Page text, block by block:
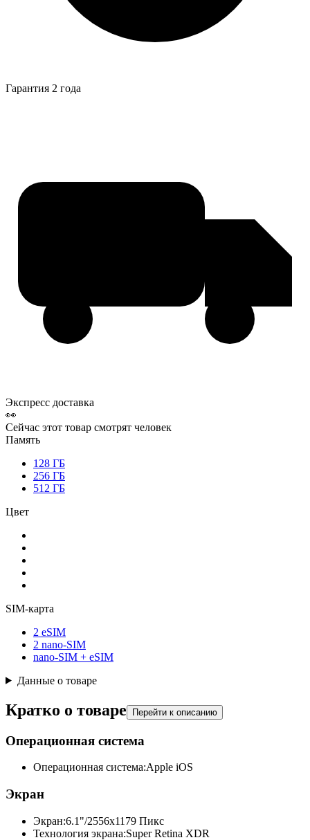
Гарантия 2 года
Экспресс доставка
👀
Сейчас этот товар смотрят человек
Память
128 ГБ
256 ГБ
512 ГБ
Цвет
SIM-карта
2 eSIM
2 nano-SIM
nano-SIM + eSIM
Данные о товаре
Кратко о товаре Перейти к описанию
Операционная система
Операционная система:Apple iOS
Экран
Экран:6.1"/2556x1179 Пикс
Технология экрана:Super Retina XDR